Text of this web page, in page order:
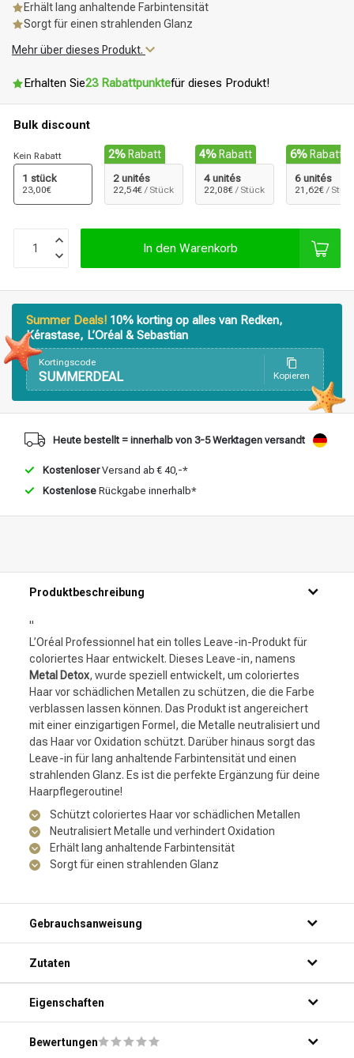
Stylingprodukte Haarfärbung
Erhält lang anhaltende Farbintensität
Sorgt für einen strahlenden Glanz
Mehr über dieses Produkt.
Erhalten Sie23 Rabattpunktefür dieses Produkt!
Bulk discount
Kein Rabatt
1 stück
23,00€
2% Rabatt
2 unités
22,54€ / Stück
4% Rabatt
4 unités
22,08€ / Stück
6% Rabatt
6 unités
21,62€ /
In den Warenkorb
Summer Deals! 10% korting op alles van Redken,
Kérastase, L’Oréal & Sebastian
Kortingscode
SUMMERDEAL Kopieren
Heute bestellt = innerhalb von 3-5 Werktagen versandt
KostenloserVersand ab € 40,-*
Kostenlose Rückgabe innerhalb*
Produktbeschreibung
"
L’Oréal Professionnel hat ein tolles Leave-in-Produkt für
coloriertes Haar entwickelt. Dieses Leave-in, namens
Metal Detox, wurde speziell entwickelt, um coloriertes
Haar vor schädlichen Metallen zu schützen, die die Farbe
verblassen lassen können. Das Produkt ist angereichert
mit einer einzigartigen Formel, die Metalle neutralisiert und
das Haar vor Oxidation schützt. Darüber hinaus sorgt das
Leave-in für lang anhaltende Farbintensität und einen
strahlenden Glanz. Es ist die perfekte Ergänzung für deine
Haarpflegeroutine!
Schützt coloriertes Haar vor schädlichen Metallen
Neutralisiert Metalle und verhindert Oxidation
Erhält lang anhaltende Farbintensität
Sorgt für einen strahlenden Glanz
Gebrauchsanweisung
handtuchtrockenes Haar auf.
Schritt 2: Verteilen Sie das Produkt gleichmäßig über die
Längen und Spitzen des Haares.
nicht aus.
Schritt 4: Stylen Sie das Haar nach Wunsch.
Zutaten
Eigenschaften
Bewertungen